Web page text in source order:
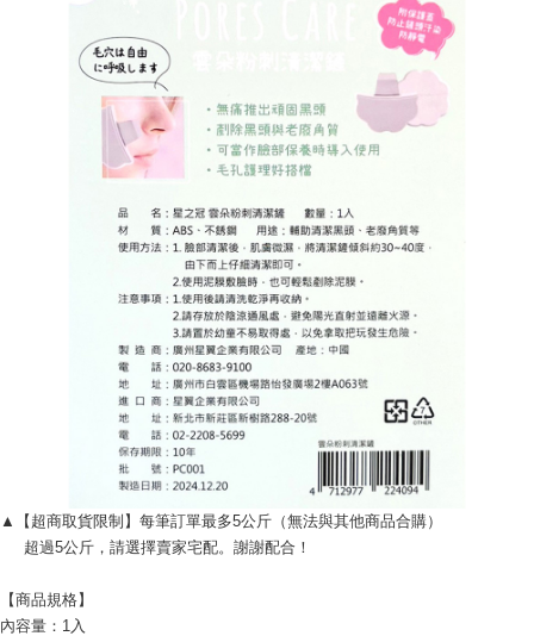
▲【超商取貨限制】每筆訂單最多5公斤（無法與其他商品合購）
超過5公斤，請選擇賣家宅配。謝謝配合！
【商品規格】
內容量：1入